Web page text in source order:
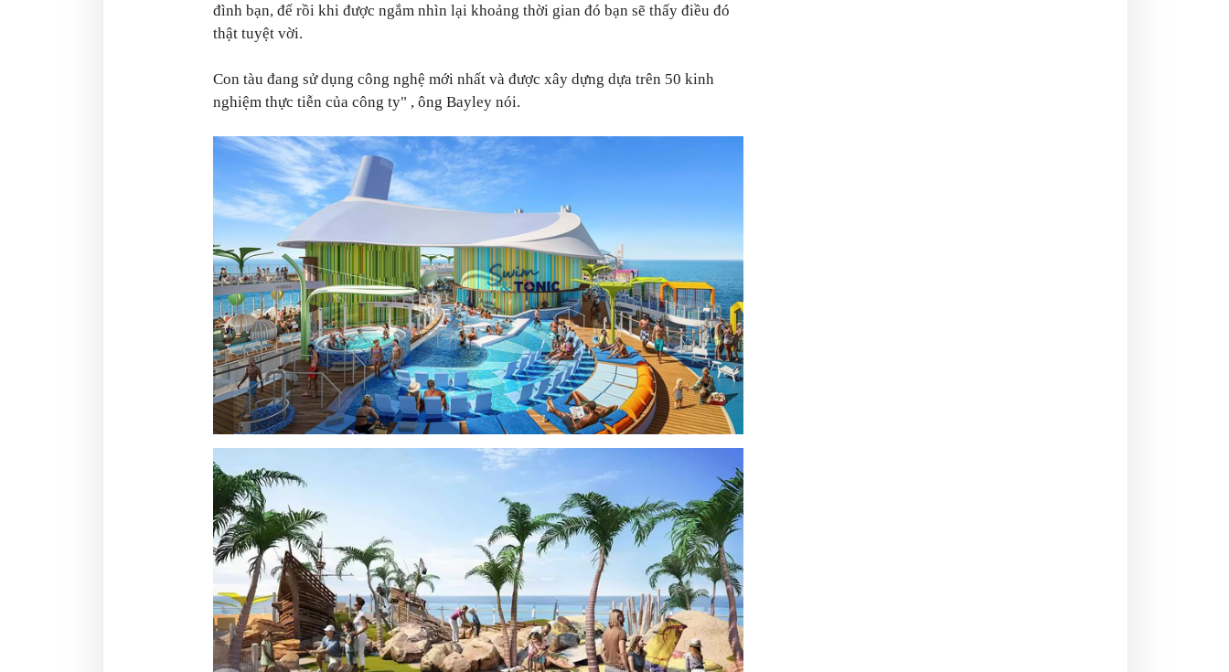
đình bạn, để rồi khi được ngắm nhìn lại khoảng thời gian đó bạn sẽ thấy điều đó
thật tuyệt vời.
Con tàu đang sử dụng công nghệ mới nhất và được xây dựng dựa trên 50 kinh
nghiệm thực tiễn của công ty" , ông Bayley nói.